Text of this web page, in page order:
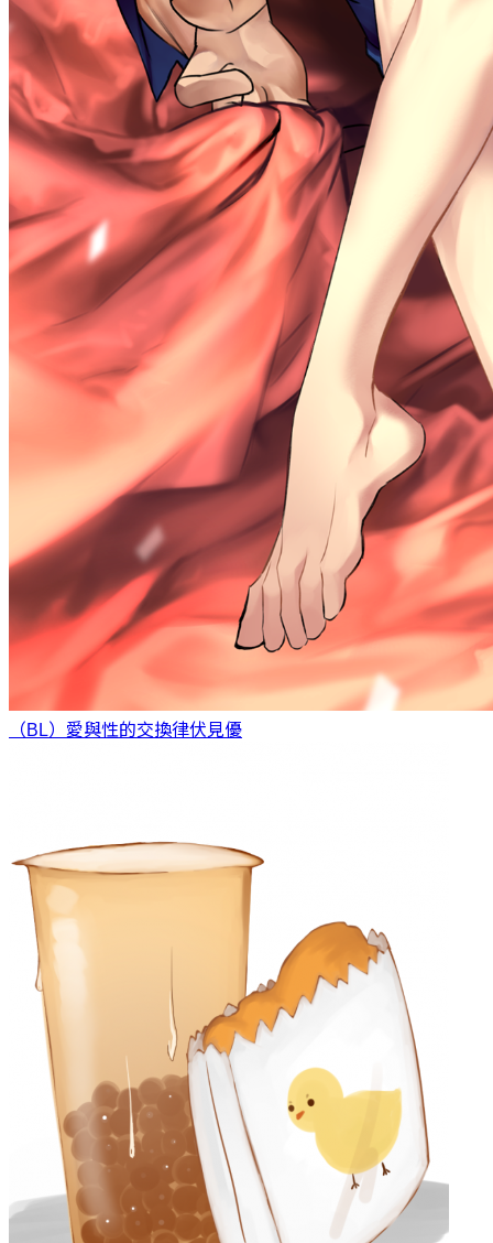
（BL）愛與性的交換律伏見優